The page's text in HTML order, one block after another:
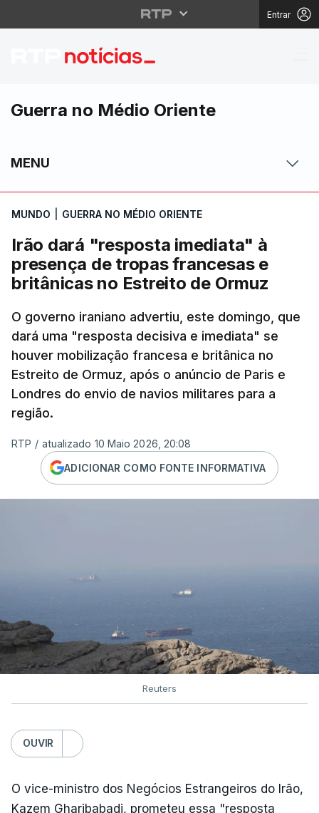
Entrar
Irão dará "resposta
Guerra no Médio Oriente
MENU
MUNDO GUERRA NO MÉDIO ORIENTE
Irão dará "resposta imediata" à
presença de tropas francesas e
britânicas no Estreito de Ormuz
O governo iraniano advertiu, este domingo, que
dará uma "resposta decisiva e imediata" se
houver mobilização francesa e britânica no
Estreito de Ormuz, após o anúncio de Paris e
Londres do envio de navios militares para a
região.
RTP / atualizado 10 Maio 2026, 20:08
ADICIONAR COMO FONTE INFORMATIVA
Reuters
OUVIR
O vice-ministro dos Negócios Estrangeiros do Irão,
Kazem Gharibabadi, prometeu essa "resposta